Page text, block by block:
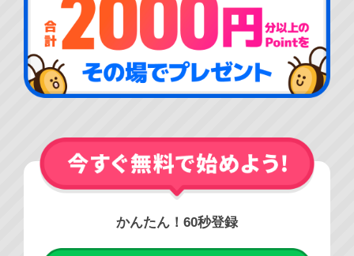
かんたん！60秒登録